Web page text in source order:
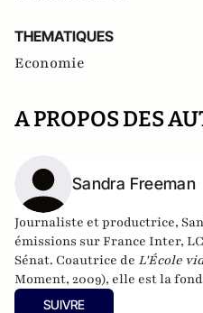
THEMATIQUES
Economie
A PROPOS DES
Sandra Freeman
Journaliste et productrice,
émissions sur France Inter,
Sénat. Coautrice de L'École
Moment, 2009), elle est la
MatriochK.
SUIVRE